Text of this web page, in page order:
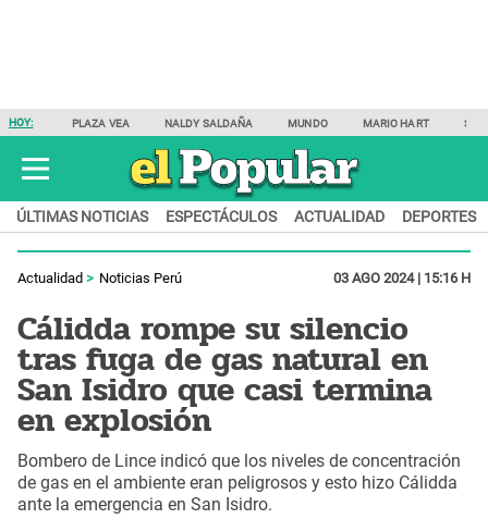
HOY: PLAZA VEA NALDY SALDAÑA MUNDO MARIO HART
ÚLTIMAS NOTICIAS ESPECTÁCULOS ACTUALIDAD DEPORTES
Actualidad Noticias Perú 03 AGO 2024 | 15:16 H
Cálidda rompe su silencio
tras fuga de gas natural en
San Isidro que casi termina
en explosión
Bombero de Lince indicó que los niveles de concentración
de gas en el ambiente eran peligrosos y esto hizo Cálidda
ante la emergencia en San Isidro.